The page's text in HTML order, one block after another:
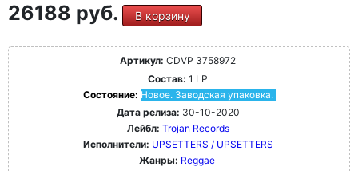
26188 руб. В корзину
Артикул: CDVP 3758972
Состав: 1 LP
Состояние: Новое. Заводская упаковка.
Дата релиза: 30-10-2020
Лейбл: Trojan Records
Исполнители: UPSETTERS / UPSETTERS
Жанры: Reggae